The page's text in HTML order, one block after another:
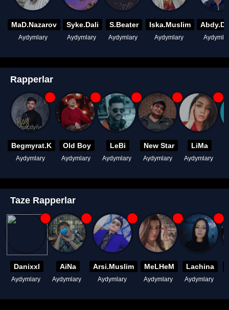
MaD.Nazarov
Aydymlary
Syke.Dali
Aydymlary
S.Beater
Aydymlary
Iska.Muslim
Aydymlary
Rapperlar
Begmyrat.K
Aydymlary
Old Boy
Aydymlary
LeBi
Aydymlary
New Star
Aydymlary
LiMa
Aydymlary
Taze Rapperlar
Danixxl
Aydymlary
AiNa
Aydymlary
Arsi.Muslim
Aydymlary
MeLHeM
Aydymlary
Lachina
Aydymlary